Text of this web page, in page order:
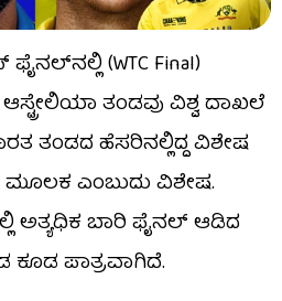
(WTC Final)
ತಂಡವು ವಿಶ್ವ ದಾಖಲೆ
ತಂಡದ ಹೆಸರಿನಲ್ಲಿದ್ದ ವಿಶೇಷ
ಎಂಬುದು ವಿಶೇಷ.
ಅತ್ಯಧಿಕ ಬಾರಿ ಫೈನಲ್ ಆಡಿದ
ಕೂಡ ಪಾತ್ರವಾಗಿದೆ.